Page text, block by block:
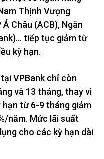
Thịnh Vượng
Châu (ACB), Ngân
tiếp tục giảm từ
kỳ hạn.
VPBank chỉ còn
và 13 tháng, thay vì
từ 6-9 tháng giảm
năm. Mức lãi suất
cho các kỳ hạn dài